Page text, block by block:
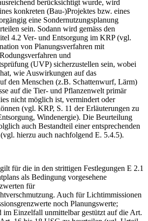
berücksichtigt wurde, wird
konkreten (Bau-)Projektes bzw. eines
eine Sondernutzungsplanung
sein. Sodann wird gemäss den
4.2 Ver- und Entsorgung im KRP (vgl.
von Planungsverfahren mit
und
(UVP) sicherzustellen sein, wobei
wie Auswirkungen auf das
den Menschen (z.B. Schattenwurf, Lärm)
auf die Tier- und Pflanzenwelt primär
nicht möglich ist, vermindert oder
(vgl. KRP, S. 11 der Erläuterungen zu
Windenergie). Die Beurteilung
auch Bestandteil einer entsprechenden
hierzu auch nachfolgend E. 5.4.5).
für die in den strittigen Festlegungen E 2.1
als Bedingung vorgesehene
für
Auch für Lichtimmissionen
noch Planungswerte;
im Einzelfall unmittelbar gestützt auf die Art.